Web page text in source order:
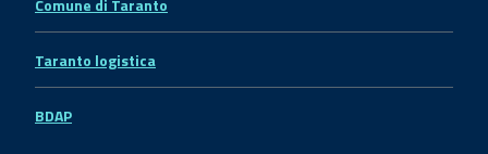
Comune di Taranto
Taranto logistica
BDAP